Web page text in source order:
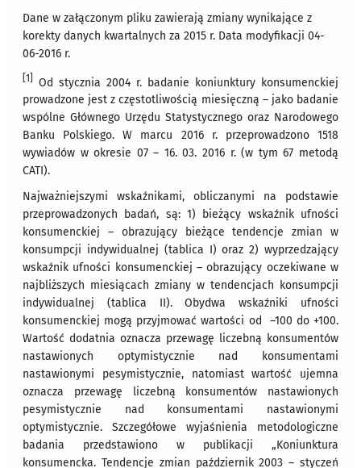
Dane w załączonym pliku zawierają zmiany wynikające z
korekty danych kwartalnych za 2015 r. Data modyfikacji 04-
06-2016 r.
[1]
Od stycznia 2004 r. badanie koniunktury konsumenckiej
prowadzone jest z częstotliwością miesięczną – jako badanie
wspólne Głównego Urzędu Statystycznego oraz Narodowego
Banku Polskiego. W marcu 2016 r. przeprowadzono 1518
wywiadów w okresie 07 – 16. 03. 2016 r. (w tym 67 metodą
CATI).
Najważniejszymi wskaźnikami, obliczanymi na podstawie
przeprowadzonych badań, są: 1) bieżący wskaźnik ufności
konsumenckiej – obrazujący bieżące tendencje zmian w
konsumpcji indywidualnej (tablica I) oraz 2) wyprzedzający
wskaźnik ufności konsumenckiej – obrazujący oczekiwane w
najbliższych miesiącach zmiany w tendencjach konsumpcji
indywidualnej (tablica II). Obydwa wskaźniki ufności
konsumenckiej mogą przyjmować wartości od –100 do +100.
Wartość dodatnia oznacza przewagę liczebną konsumentów
nastawionych optymistycznie nad konsumentami
nastawionymi pesymistycznie, natomiast wartość ujemna
oznacza przewagę liczebną konsumentów nastawionych
pesymistycznie nad konsumentami nastawionymi
optymistycznie. Szczegółowe wyjaśnienia metodologiczne
badania przedstawiono w publikacji „Koniunktura
konsumencka. Tendencje zmian październik 2003 – styczeń